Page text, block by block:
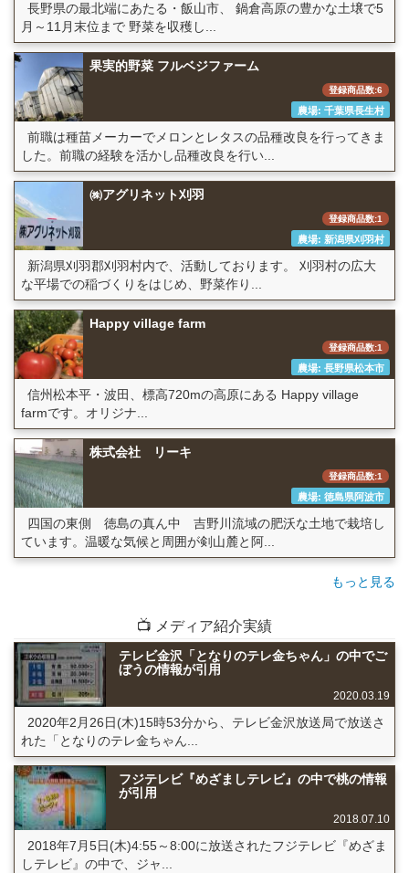
長野県の最北端にあたる・飯山市、 鍋倉高原の豊かな土壌で5
月～11月末位まで 野菜を収穫し...
果実的野菜 フルベジファーム
登録商品数:6
農場: 千葉県長生村
前職は種苗メーカーでメロンとレタスの品種改良を行ってきま
した。前職の経験を活かし品種改良を行い...
㈱アグリネット刈羽
登録商品数:1
農場: 新潟県刈羽村
新潟県刈羽郡刈羽村内で、活動しております。 刈羽村の広大
な平場での稲づくりをはじめ、野菜作り...
Happy village farm
登録商品数:1
農場: 長野県松本市
信州松本平・波田、標高720mの高原にある Happy village
farmです。オリジナ...
株式会社 リーキ
登録商品数:1
農場: 徳島県阿波市
四国の東側 徳島の真ん中 吉野川流域の肥沃な土地で栽培し
ています。温暖な気候と周囲が剣山麓と阿...
もっと見る
📺 メディア紹介実績
テレビ金沢「となりのテレ金ちゃん」の中でご
ぼうの情報が引用
2020.03.19
2020年2月26日(木)15時53分から、テレビ金沢放送局で放送さ
れた「となりのテレ金ちゃん...
フジテレビ『めざましテレビ』の中で桃の情報
が引用
2018.07.10
2018年7月5日(木)4:55～8:00に放送されたフジテレビ『めざま
しテレビ』の中で、ジャ...